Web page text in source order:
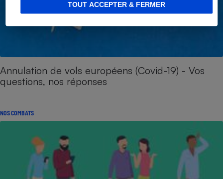
TOUT ACCEPTER & FERMER
Annulation de vols européens (Covid-19) - Vos
questions, nos réponses
NOS COMBATS